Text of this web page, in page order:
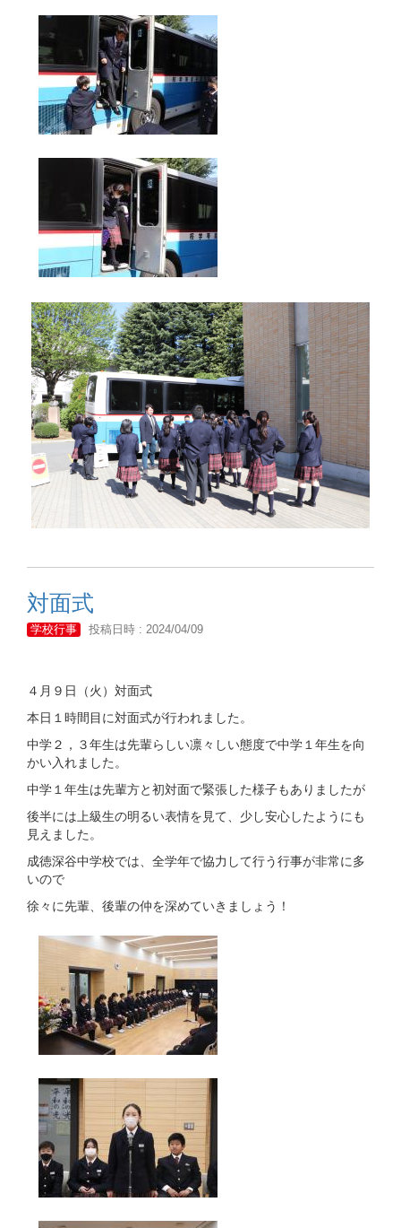
対面式
学校行事 投稿日時 : 2024/04/09
４月９日（火）対面式
本日１時間目に対面式が行われました。
中学２，３年生は先輩らしい凛々しい態度で中学１年生を向
かい入れました。
中学１年生は先輩方と初対面で緊張した様子もありましたが
後半には上級生の明るい表情を見て、少し安心したようにも
見えました。
成徳深谷中学校では、全学年で協力して行う行事が非常に多
いので
徐々に先輩、後輩の仲を深めていきましょう！